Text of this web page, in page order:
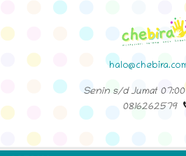
Senin s/d Jumat 07:00
0816262579